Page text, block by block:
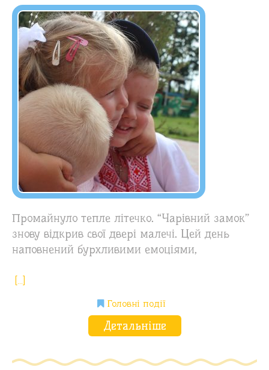
Промайнуло тепле літечко. “Чарівний замок”
знову відкрив свої двері малечі. Цей день
наповнений бурхливими емоціями,
[…]
Головні події
Детальніше